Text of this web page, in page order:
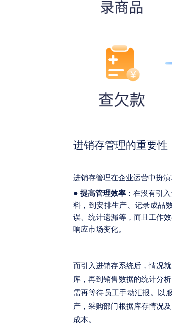
进销存管理的重要性
进销存管理在企业运营中扮
● 提高管理效率：在没有引
料，到安排生产、记录成品
误、统计遗漏等，而且工作
响应市场变化。
而引入进销存系统后，情况
库，再到销售数据的统计分
需再等待员工手动汇报。以
产，采购部门根据库存情况
成本。